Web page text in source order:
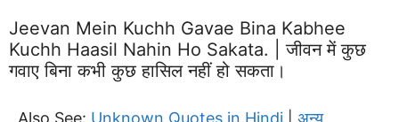
Jeevan Mein Kuchh Gavae Bina Kabhee
Kuchh Haasil Nahin Ho Sakata. | जीवन में कुछ
गवाए बिना कभी कुछ हासिल नहीं हो सकता।
Also See: Unknown Quotes in Hindi
अन्य